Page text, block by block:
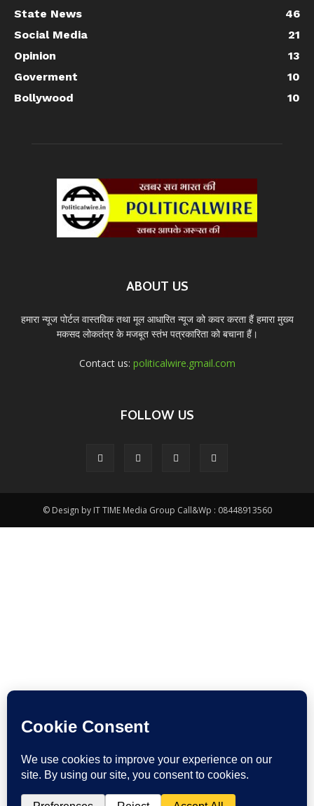
State News
46
Social Media
21
Opinion
13
Goverment
10
Bollywood
10
ABOUT US
हमारा न्यूज पोर्टल वास्तविक तथा मूल आधारित न्यूज को कवर करता हैं हमारा मुख्य
मकसद लोकतंत्र के मजबूत स्तंभ पत्रकारिता को बचाना हैं।
Contact us: politicalwire.gmail.com
FOLLOW US
© Design by IT TIME Media Group Call&Wp : 08448913560